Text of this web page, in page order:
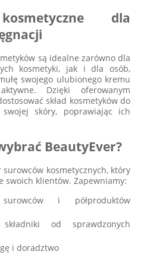
dla
są idealne zarówno dla
kosmetyki, jak i dla osób,
swojego ulubionego kremu
Dzięki oferowanym
skład kosmetyków do
skóry, poprawiając ich
BeautyEver?
kosmetycznych, który
swoich klientów. Zapewniamy:
i półproduktów
od sprawdzonych
i doradztwo